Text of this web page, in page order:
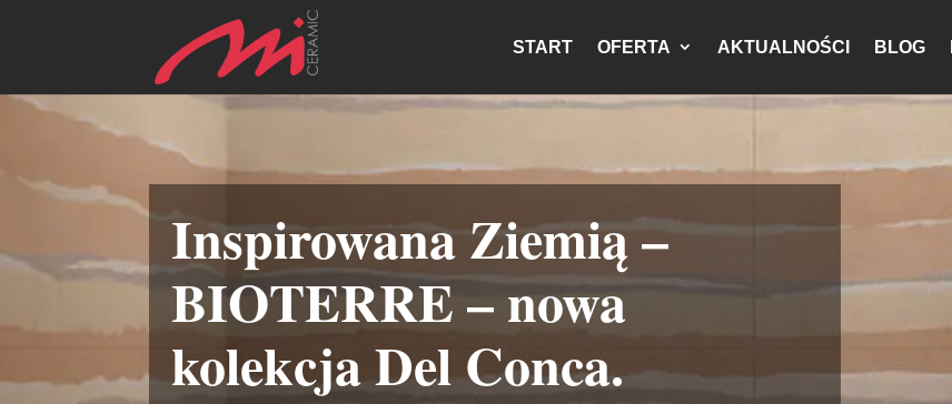
START OFERTA AKTUALNOŚCI BLOG
Inspirowana Ziemią –
BIOTERRE – nowa
kolekcja Del Conca.